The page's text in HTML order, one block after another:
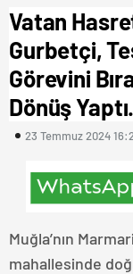
Vatan
Gurbetçi,
Görevini
Dönüş Yaptı.
23 Temmuz 2024
Muğla’nın
mahallesinde